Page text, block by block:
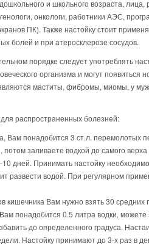
и школьного возраста, лица,
онкологи, работники АЭС,
ПК). Также настойку стоит
болей и при атеросклерозе сосудов.
порядке следует употреблять
организма и могут появиться
маститы, фибромы, миомы, у
распространенных болезней:
Вам понадобится 3 ст.л. перемолотых
потом заливаете водкой до самого верха
дней. Принимать настойку
развести водой. При регулярном
кишечника Вам нужно взять 30 средних
понадобится 0.5 литра водки,
до определенного градуса.
Настойку принимают до 3-х раз в